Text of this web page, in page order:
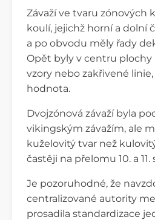
Závaží ve tvaru zónových
koulí, jejichž horní a dolní
a po obvodu měly řady
Opět byly v centru
vzory nebo zakřivené linie,
hodnota.
Dvojzónová závaží byla
vikingským závažím, ale
kuželovitý tvar než
častěji na přelomu 10. a 11.
Je pozoruhodné, že
centralizované autority
prosadila standardizace